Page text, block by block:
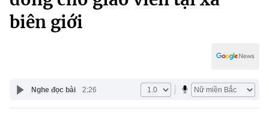
Chính trịThể thao
Truyền hình
Văn hóa - Giải trí
Giáo dục
biên giới
Nghe đọc bài 2:26